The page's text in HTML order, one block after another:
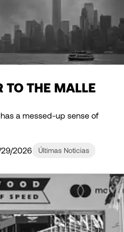
TO THE MALLE
a messed-up sense of
2026 Últimas Noticias